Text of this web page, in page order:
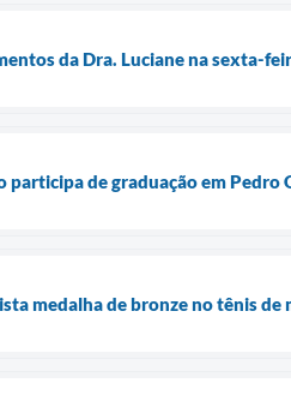
da Dra. Luciane na sexta-
de graduação em Pedro
medalha de bronze no tênis de